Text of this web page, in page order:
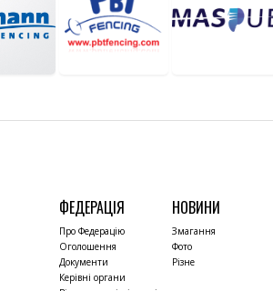
ФЕДЕРАЦІЯ
Про Федерацію
Оголошення
Документи
Керівні органи
НОВИНИ
Змагання
Фото
Різне